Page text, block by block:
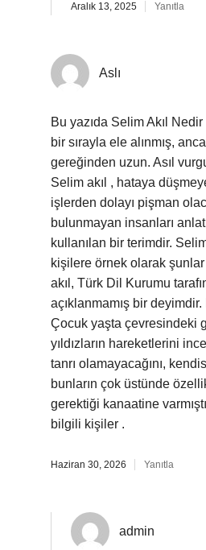
Aralık 13, 2025 Yanıtla
Aslı
Bu yazıda Selim Akıl Nedir
bir sırayla ele alınmış,
gereğinden uzun. Asıl
Selim akıl , hataya
işlerden dolayı pişman
bulunmayan insanları
kullanılan bir terimdir.
kişilere örnek olarak
akıl, Türk Dil Kurumu
açıklanmamış bir
Çocuk yaşta çevresindeki
yıldızların hareketlerini
tanrı olamayacağını,
bunların çok üstünde
gerektiği kanaatine
bilgili kişiler .
Haziran 30, 2026 Yanıtla
admin